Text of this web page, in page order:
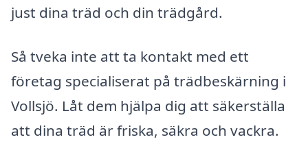
just dina träd och din trädgård.
Så tveka inte att ta kontakt med ett
företag specialiserat på trädbeskärning i
Vollsjö. Låt dem hjälpa dig att säkerställa
att dina träd är friska, säkra och vackra.